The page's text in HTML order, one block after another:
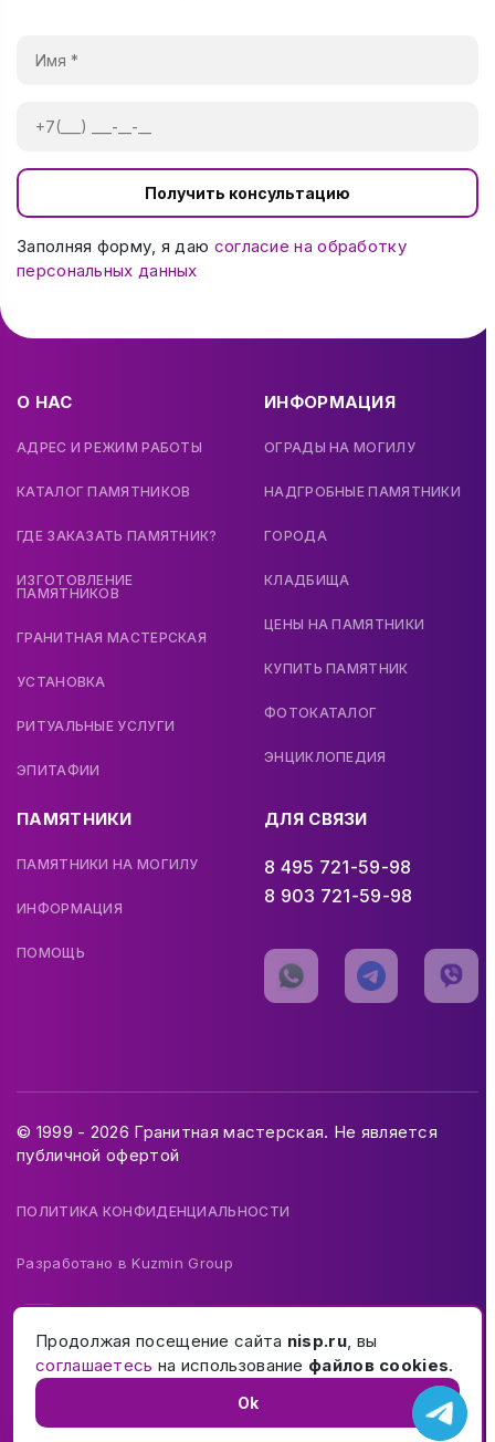
Получить консультацию
Заполняя форму, я даю согласие на обработку
персональных данных
О НАС
АДРЕС И РЕЖИМ РАБОТЫ
КАТАЛОГ ПАМЯТНИКОВ
ГДЕ ЗАКАЗАТЬ ПАМЯТНИК?
ИЗГОТОВЛЕНИЕ
ПАМЯТНИКОВ
ГРАНИТНАЯ МАСТЕРСКАЯ
УСТАНОВКА
РИТУАЛЬНЫЕ УСЛУГИ
ЭПИТАФИИ
ИНФОРМАЦИЯ
ОГРАДЫ НА МОГИЛУ
НАДГРОБНЫЕ ПАМЯТНИКИ
ГОРОДА
КЛАДБИЩА
ЦЕНЫ НА ПАМЯТНИКИ
КУПИТЬ ПАМЯТНИК
ФОТОКАТАЛОГ
ЭНЦИКЛОПЕДИЯ
ПАМЯТНИКИ
ПАМЯТНИКИ НА МОГИЛУ
ИНФОРМАЦИЯ
ПОМОЩЬ
ДЛЯ СВЯЗИ
8 495 721-59-98
8 903 721-59-98
© 1999 - 2026 Гранитная мастерская. Не является
публичной офертой
ПОЛИТИКА КОНФИДЕНЦИАЛЬНОСТИ
Разработано вKuzmin Group
Продолжая посещение сайта nisp.ru, вы
соглашаетесь на использование файлов cookies.
Ok